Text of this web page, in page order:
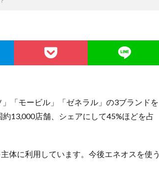
「モービル」「ゼネラル」の3ブランドを
約13,000店舗、シェアにして45%ほどを占
体に利用しています。今後エネオスを使う